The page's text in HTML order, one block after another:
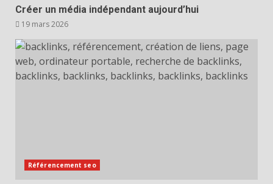
Créer un média indépendant aujourd’hui
19 mars 2026
Référencement seo